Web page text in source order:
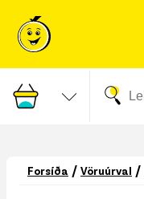
Forsíða / Vöruúrval /